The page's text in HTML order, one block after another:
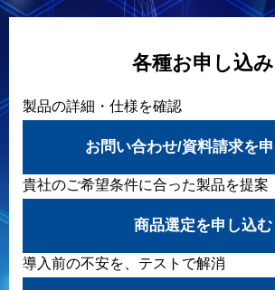
各種お申し込み
製品の詳細・仕様を確認
お問い合わせ/資料請求を
貴社のご希望条件に合った製品を提案
商品選定を申し込む
導入前の不安を、テストで解消